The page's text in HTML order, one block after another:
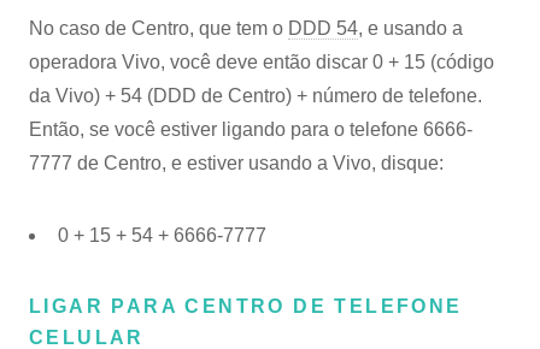
No caso de Centro, que tem o DDD 54, e usando a
operadora Vivo, você deve então discar 0 + 15 (código
da Vivo) + 54 (DDD de Centro) + número de telefone.
Então, se você estiver ligando para o telefone 6666-
7777 de Centro, e estiver usando a Vivo, disque:
0 + 15 + 54 + 6666-7777
LIGAR PARA CENTRO DE TELEFONE
CELULAR